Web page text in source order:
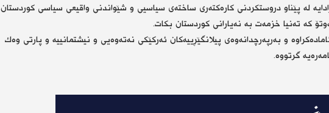
له‌ پێناو دروستكردنی كاره‌كته‌ری ساخته‌ی سیاسیی و شێواندنی واقیعی سیاسی كوردستان
كه‌ ته‌نیا خزمه‌ت به‌ نه‌یارانی كوردستان بكات.
و به‌رپه‌رچدانه‌وه‌ی پیلانگێڕییه‌كان ئه‌ركێكی نه‌ته‌وه‌یی و نیشتمانییه‌ و پارتی وه‌ك
گرتووه‌.